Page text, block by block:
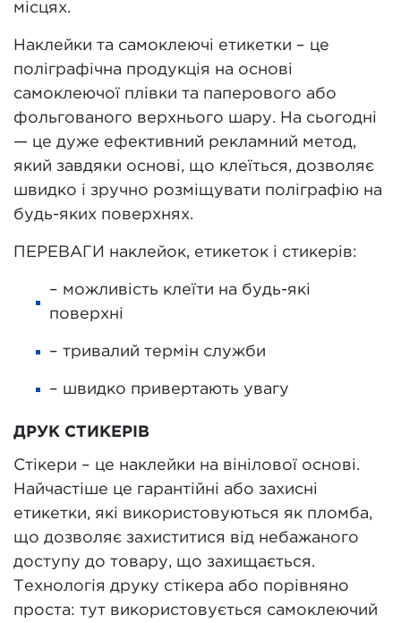
місцях.
Наклейки та самоклеючі етикетки – це
поліграфічна продукція на основі
самоклеючої плівки та паперового або
фольгованого верхнього шару. На сьогодні
— це дуже ефективний рекламний метод,
який завдяки основі, що клеїться, дозволяє
швидко і зручно розміщувати поліграфію на
будь-яких поверхнях.
ПЕРЕВАГИ наклейок, етикеток і стикерів:
– можливість клеїти на будь-які
поверхні
– тривалий термін служби
– швидко привертають увагу
ДРУК СТИКЕРІВ
Стікери – це наклейки на вінілової основі.
Найчастіше це гарантійні або захисні
етикетки, які використовуються як пломба,
що дозволяє захиститися від небажаного
доступу до товару, що захищається.
Технологія друку стікера або порівняно
проста: тут використовується самоклеючий